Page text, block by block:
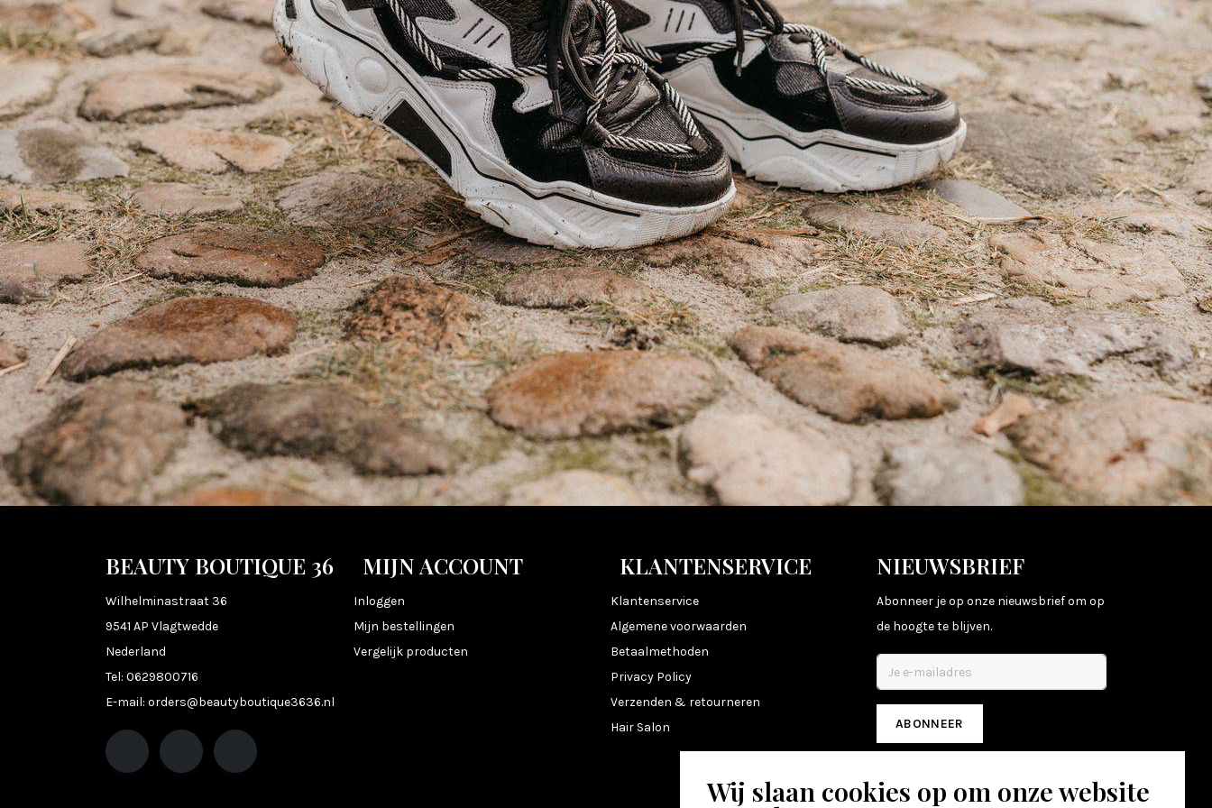
BEAUTY BOUTIQUE 36
Wilhelminastraat 36
9541 AP Vlagtwedde
Nederland
Tel: 0629800716
E-mail: orders@beautyboutique3636.nl
MIJN ACCOUNT
Inloggen
Mijn bestellingen
Vergelijk producten
KLANTENSERVICE
Klantenservice
Algemene voorwaarden
Betaalmethoden
Privacy Policy
Verzenden & retourneren
Hair Salon
NIEUWSBRIEF
Abonneer je op onze nieuwsbrief om op
de hoogte te blijven.
ABONNEER
Wij slaan cookies op om onze website